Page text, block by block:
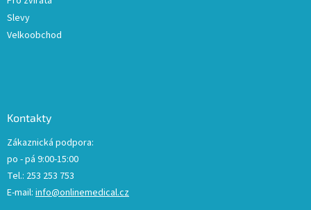
Slevy
Velkoobchod
Kontakty
Zákaznická podpora:
po - pá 9:00-15:00
Tel.: 253 253 753
E-mail: info@onlinemedical.cz